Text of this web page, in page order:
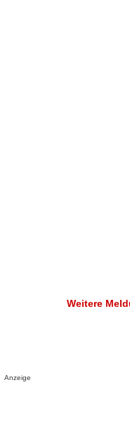
Weitere
Anzeige